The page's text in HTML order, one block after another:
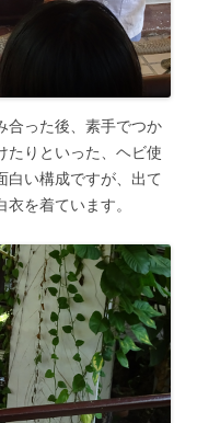
合った後、素手でつか
たりといった、ヘビ使
白い構成ですが、出て
を着ています。